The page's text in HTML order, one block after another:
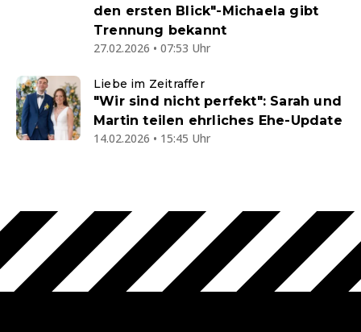
den ersten Blick"-Michaela gibt
Trennung bekannt
27.02.2026 • 07:53 Uhr
Liebe im Zeitraffer
"Wir sind nicht perfekt": Sarah und
Martin teilen ehrliches Ehe-Update
14.02.2026 • 15:45 Uhr